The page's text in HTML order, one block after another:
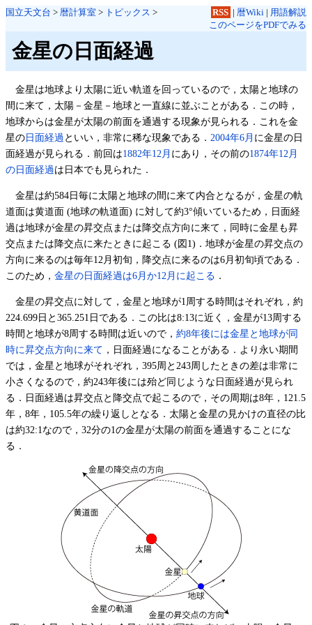
国立天文台 > 暦計算室 > トピックス > RSS | 暦Wiki | 用語解説
このページをPDFでみる
金星の日面経過
金星は地球より太陽に近い軌道を回っているので，太陽と地球の
間に来て，太陽－金星－地球と一直線に並ぶことがある．この時，
地球からは金星が太陽の前面を通過する現象が見られる．これを金
星の日面経過といい，非常に稀な現象である． 2004年6月 に金星の日
面経過が見られる．前回は1882年12月 にあり，その前の1874年12月
の日面経過は日本でも見られた．
金星は約584日毎に太陽と地球の間に来て内合となるが，金星の軌
道面は黄道面 (地球の軌道面) に対して約3°傾いているため，日面経
過は地球が金星の昇交点または降交点方向に来て，同時に金星も昇
交点または降交点に来たときに起こる (図1)．地球が金星の昇交点の
方向に来るのは毎年12月初旬，降交点に来るのは6月初旬頃である．
このため， 金星の日面経過は6月か12月に起こる ．
金星の昇交点に対して，金星と地球が1周する時間はそれぞれ，約
224.699日と365.251日である．この比は8:13に近く，金星が13周する
時間と地球が8周する時間は近いので， 約8年後には金星と地球が同
時に昇交点方向に来て ，日面経過になることがある．より永い期間
では，金星と地球がそれぞれ，395周と243周したときの差は非常に
小さくなるので，約243年後には殆ど同じような日面経過が見られ
る．日面経過は昇交点と降交点で起こるので，その周期は8年，121.5
年，8年，105.5年の繰り返しとなる．太陽と金星の見かけの直径の比
は約32:1なので，32分の1の金星が太陽の前面を通過することにな
る．